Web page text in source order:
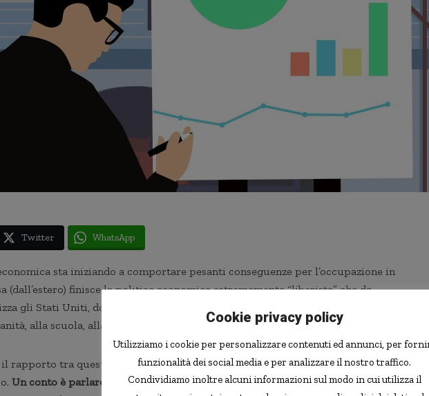
Twitter WhatsApp
sta iniziando a comportare pesanti conseguenze per l’occupazione in
(dall’estero) finisce la politica economica estremamente “liberista” che da
gli Stati Uniti, dove i lavoratori hanno ben poche garanzie e dove i servizi
alla scuola, alla pensione — si pagano, ed anche cari.
rapporto tra questo liberismo e la crisi economica, rapporto che a mio parere
Un conto è parlare del problema della mancanza di ammortizzatori sociali, un
Cookie privacy policy
Utilizziamo i cookie per personalizzare contenuti ed annunci, per
funzionalità dei social media e per analizzare il nostro traffico.
Condividiamo inoltre alcuni informazioni sul modo in cui utilizza il